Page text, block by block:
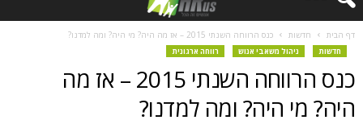
חדשות
כנס הרווחה השנתי 2015 – אז מה היה? מי היה? ומה למדנו?
ניהול משאבי אנוש רווחה ארגונית
כנס הרווחה השנתי 2015 – אז מה
היה? ומה למדנו?